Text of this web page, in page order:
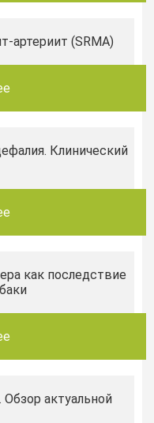
артериит (SRMA)
Клинический
как последствие
актуальной